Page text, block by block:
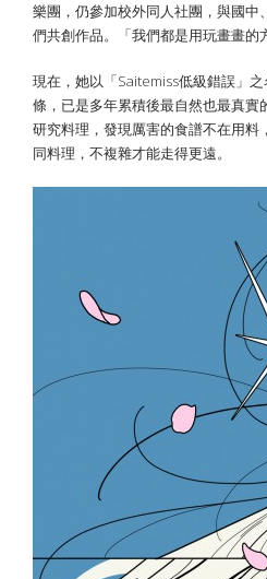
樂團，仍參加校外同人社團，與國中
們共創作品。「我們都是用玩畫畫的
現在，她以「Saitemiss低級錯誤」
條，已是多年累積後最自然也最真實
研究料理，發現厲害的食譜不在用料
同料理，不複雜才能走得更遠。